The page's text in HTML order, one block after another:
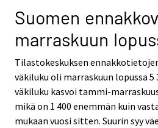
Suomen
marraskuun
Tilastokeskuksen
väkiluku oli marraskuun lopussa 5
väkiluku kasvoi tammi-
mikä on 1 400 enemmän kuin
mukaan vuosi sitten. Suurin syy